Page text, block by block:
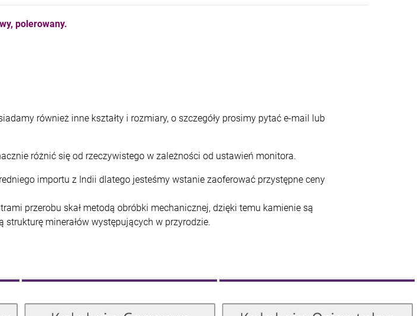
7,11 zł
polerowany.
również inne kształty i rozmiary, o szczegóły prosimy pytać e-mail lub
różnić się od rzeczywistego w zależności od ustawień monitora.
importu z Indii dlatego jesteśmy wstanie zaoferować przystępne ceny
przerobu skał metodą obróbki mechanicznej, dzięki temu kamienie są
minerałów występujących w przyrodzie.
Kolekcja Concave
ZOBACZ
Kolekcja Orientalna
ZOBACZ